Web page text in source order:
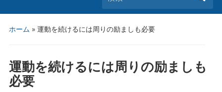
ホーム » 運動を続けるには周りの励ましも必要
運動を続けるには周りの励ましも
必要